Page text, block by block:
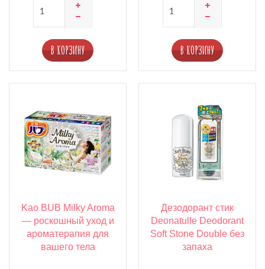
В КОРЗИНУ В КОРЗИНУ
Kao BUB Milky Aroma
— роскошный уход и
ароматерапия для
вашего тела
Дезодорант стик
Deonatulle Deodorant
Soft Stone Double без
запаха